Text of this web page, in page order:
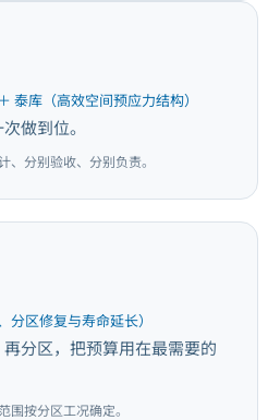
化四位一体
泰库（高效空间预应力结构）
做到位。
、分别验收、分别负责。
区修复与寿命延长）
分区，把预算用在最需要的
围按分区工况确定。